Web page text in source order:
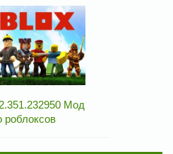
Мод
роблоксов